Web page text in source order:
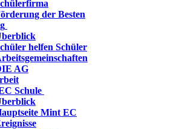
der Besten
helfen Schüler
AG
Schule
Mint EC